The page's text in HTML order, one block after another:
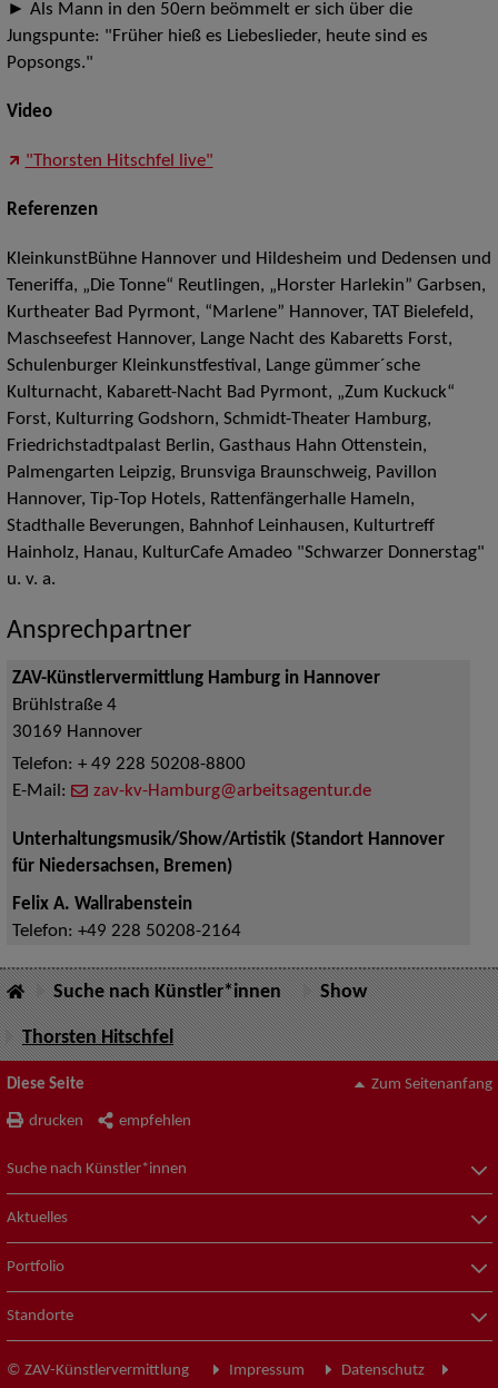
► Als Mann in den 50ern beömmelt er sich über die
Jungspunte: "Früher hieß es Liebeslieder, heute sind es
Popsongs."
Video
"Thorsten Hitschfel live"
Referenzen
KleinkunstBühne Hannover und Hildesheim und Dedensen und
Teneriffa, „Die Tonne“ Reutlingen, „Horster Harlekin” Garbsen,
Kurtheater Bad Pyrmont, “Marlene” Hannover, TAT Bielefeld,
Maschseefest Hannover, Lange Nacht des Kabaretts Forst,
Schulenburger Kleinkunstfestival, Lange gümmer´sche
Kulturnacht, Kabarett-Nacht Bad Pyrmont, „Zum Kuckuck“
Forst, Kulturring Godshorn, Schmidt-Theater Hamburg,
Friedrichstadtpalast Berlin, Gasthaus Hahn Ottenstein,
Palmengarten Leipzig, Brunsviga Braunschweig, Pavillon
Hannover, Tip-Top Hotels, Rattenfängerhalle Hameln,
Stadthalle Beverungen, Bahnhof Leinhausen, Kulturtreff
Hainholz, Hanau, KulturCafe Amadeo "Schwarzer Donnerstag"
u. v. a.
Ansprechpartner
ZAV-Künstlervermittlung Hamburg in Hannover
Brühlstraße 4
30169 Hannover
Telefon: + 49 228 50208-8800
E-Mail:
zav-kv-Hamburg@arbeitsagentur.de
Unterhaltungsmusik/Show/Artistik (Standort Hannover
für Niedersachsen, Bremen)
Felix A. Wallrabenstein
Telefon: +49 228 50208-2164
Suche nach Künstler*innen Show
Thorsten Hitschfel
Diese Seite
drucken empfehlen
Zum Seitenanfang
Suche nach Künstler*innen
Aktuelles
Portfolio
Standorte
© ZAV-Künstlervermittlung Impressum
Datenschutz